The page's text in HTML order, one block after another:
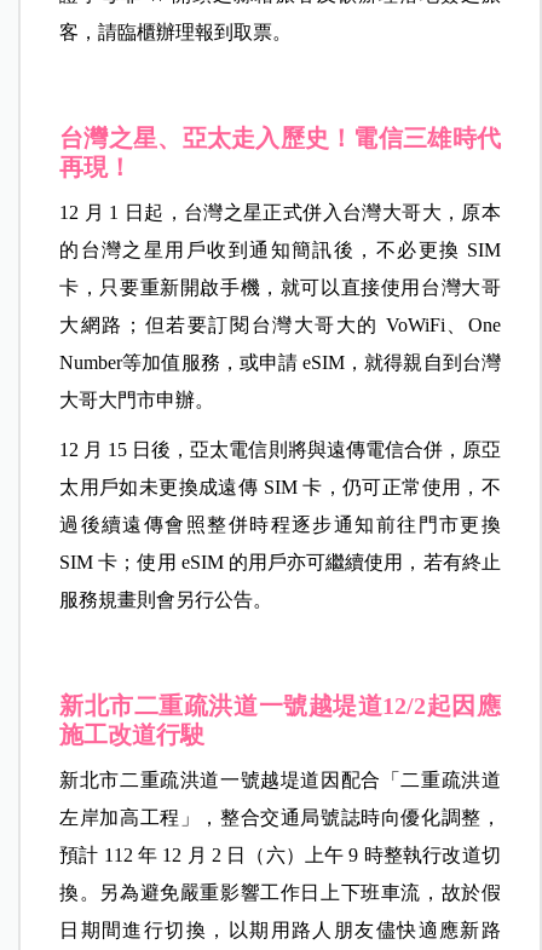
客，請臨櫃辦理報到取票。
台灣之星、亞太走入歷史！電信三雄時代
再現！
12 月 1 日起，台灣之星正式併入台灣大哥大，原本
的台灣之星用戶收到通知簡訊後，不必更換 SIM
卡，只要重新開啟手機，就可以直接使用台灣大哥
大網路；但若要訂閱台灣大哥大的 VoWiFi、One
Number等加值服務，或申請 eSIM，就得親自到台灣
大哥大門市申辦。
12 月 15 日後，亞太電信則將與遠傳電信合併，原亞
太用戶如未更換成遠傳 SIM 卡，仍可正常使用，不
過後續遠傳會照整併時程逐步通知前往門市更換
SIM 卡；使用 eSIM 的用戶亦可繼續使用，若有終止
服務規畫則會另行公告。
新北市二重疏洪道一號越堤道12/2起因應
施工改道行駛
新北市二重疏洪道一號越堤道因配合「二重疏洪道
左岸加高工程」，整合交通局號誌時向優化調整，
預計 112 年 12 月 2 日（六）上午 9 時整執行改道切
換。另為避免嚴重影響工作日上下班車流，故於假
日期間進行切換，以期用路人朋友儘快適應新路